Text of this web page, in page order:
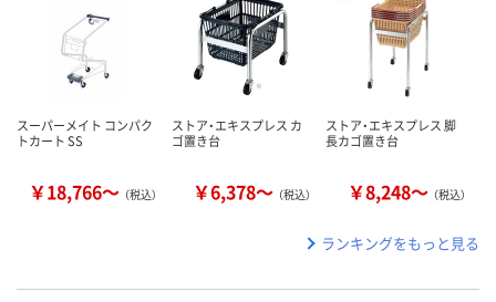
スーパーメイト コンパク
トカート SS
￥18,766～ （税込）
ストア・エキスプレス カ
ゴ置き台
￥6,378～ （税込）
ストア・エキスプレス 脚
長カゴ置き台
￥8,248～ （税込）
ランキングをもっと見る